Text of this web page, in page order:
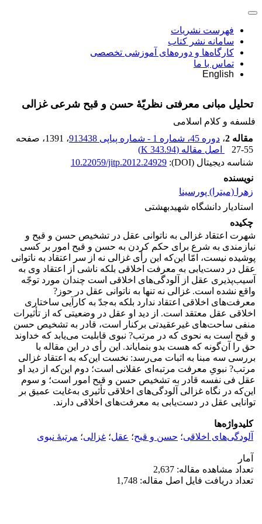
فهرست نشریات
سامانه نشر کتاب
کارگاه‌ها و دوره‌های آموزشی تخصصی
تماس با ما
English
تحلیل مبانی معرفتی نظریّۀ حسن و قبح شرعی غزالی
فلسفه و کلام اسلامی
مقاله 2
، دوره 45، شماره 1 - شماره پیاپی 913438 ، 1391
، صفحه
27-55
اصل مقاله (343.94 K
)
شناسه دیجیتال (DOI):
10.22059/jitp.2012.24929
نویسنده
زهرا (میترا) پورسینا
استادیار دانشگاه شهیدبهشتی
چکیده
شهرت اعتقاد غزالی به ناتوانی عقل در تشخیص حسن و قبح و
نیازمندی به شرع برای حکم کردن به حسن و قبح امور بر کسی
پوشیده نیست، امّا این‌که این رأی غزالی نه از سر اعتقاد به ناتوانی
عقل در دست‌یابی به معرفت اخلاقی بلکه ناشی از اعتقاد وی به
آسیب‌پذیری عقل از آلودگی‌های اخلاقی است چندان مورد توجّه
واقع نشده است. غزالی نه تنها به ناتوانی عقل در حوز?
معرفت‌های اخلاقی اعتقاد ندارد بلکه به‌جدّ به کارآیی ساختاری
اخلاقی عقل معتقد است. از دید او عقل در وضعیتی که از تأثیرات
منفی ساحت‌های غیرعقیدتی برکنار است، قادر به تشخیص حسن
و قبح است به نحوی که در مرتب? نبوی قابلیت می‌یابد که خداوند
حق را آن‌گونه که هست بدو بنمایاند. این رأی در این مقاله با
بررسی سه مبنا به اثبات می‌رسد: نخست این‌که به اعتقاد غزالی
مرتب? نبویِ معرفت مرتبه‌ای عقلانی است؛ دوم این‌که از دید او
عقل فی نفسه قادر به تشخیص حسن و قبح امور است؛ و سوم
این‌که در نگاه غزالی آلودگی‌های اخلاقی تأثیری به‌غایت عمیق بر
توانایی عقل در دست‌یابی به معرفت‌های اخلاقی دارند.
کلیدواژه‌ها
آلودگی‌های اخلاقی؛ حسن و قبح؛ عقل؛ غزالی؛ مرتبۀ نبوی
آمار
تعداد مشاهده مقاله: 2,637
تعداد دریافت فایل اصل مقاله: 1,748